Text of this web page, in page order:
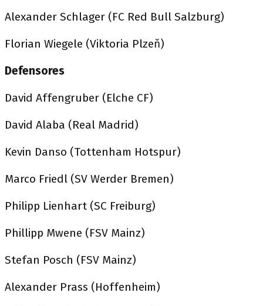
Alexander Schlager (FC Red Bull Salzburg)
Florian Wiegele (Viktoria Plzeň)
Defensores
David Affengruber (Elche CF)
David Alaba (Real Madrid)
Kevin Danso (Tottenham Hotspur)
Marco Friedl (SV Werder Bremen)
Philipp Lienhart (SC Freiburg)
Phillipp Mwene (FSV Mainz)
Stefan Posch (FSV Mainz)
Alexander Prass (Hoffenheim)